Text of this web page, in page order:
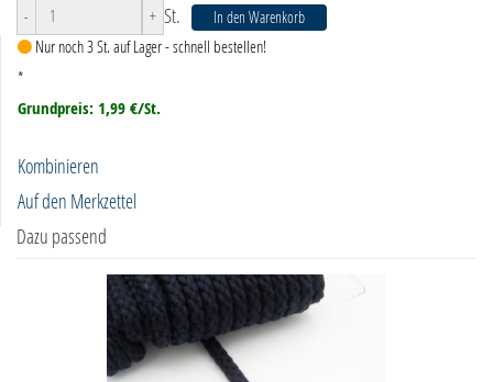
- + St. In den Warenkorb
Nur noch 3 St. auf Lager - schnell bestellen!
*
Grundpreis: 1,99 €/St.
Kombinieren
Auf den Merkzettel
Dazu passend